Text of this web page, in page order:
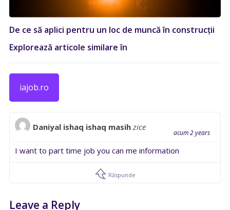
De ce să aplici pentru un loc de muncă în construcții
Explorează articole similare în
iajob.ro
Daniyal ishaq ishaq masih zice
acum 2 years
I want to part time job you can me information
Răspunde
Leave a Reply